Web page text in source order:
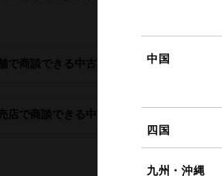
中国
四国
九州・沖縄
で商談できる中古車
店で商談できる中古車